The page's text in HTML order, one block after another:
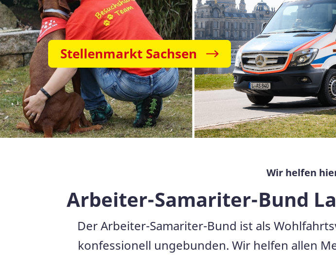
Stellenmarkt Sachsen
Wir helfen
Arbeiter-Samariter-Bund
Der Arbeiter-Samariter-Bund ist als
konfessionell ungebunden. Wir helfen allen